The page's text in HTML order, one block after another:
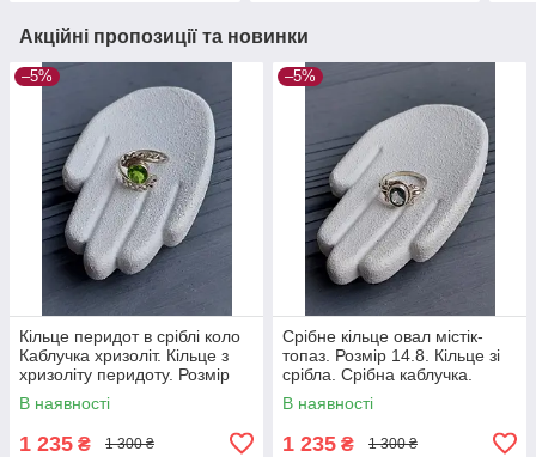
Акційні пропозиції та новинки
–5%
Кільце перидот в сріблі коло
Каблучка хризоліт. Кільце з
хризоліту перидоту. Розмір
16. Індія!
В наявності
1 235 ₴ 1 300 ₴
–5%
Срібне кільце овал містік-
топаз. Розмір 14.8. Кільце зі
срібла. Срібна каблучка.
Містік топаз. Індія!
В наявності
1 235 ₴ 1 300 ₴